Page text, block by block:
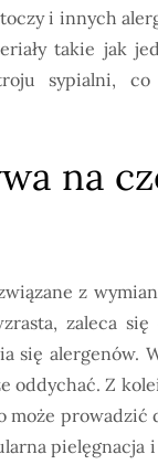
i innych
takie jak
sypialni,
na
z
zaleca się
się alergenów.
oddychać. Z
prowadzić
pielęgnacja